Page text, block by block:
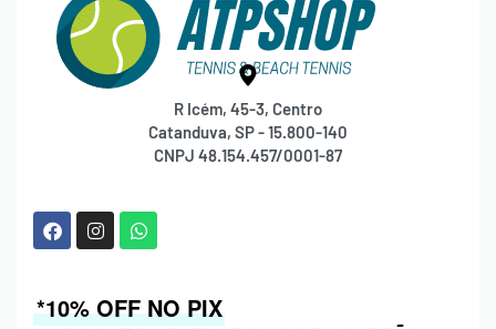
R Icém, 45-3, Centro
Catanduva, SP - 15.800-140
CNPJ 48.154.457/0001-87
*10% OFF NO PIX